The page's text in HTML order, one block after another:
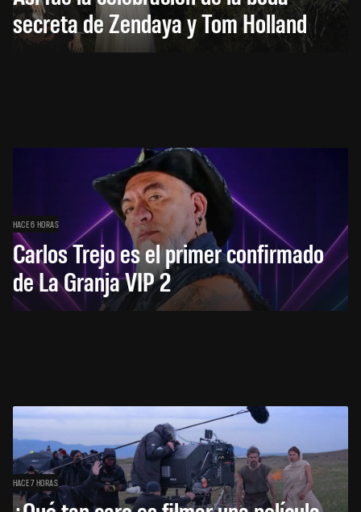
secreta de Zendaya y Tom Holland
HACE 6 HORAS
Carlos Trejo es el primer confirmado
de La Granja VIP 2
HACE 7 HORAS